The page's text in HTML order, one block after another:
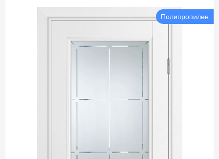
Полипропилен